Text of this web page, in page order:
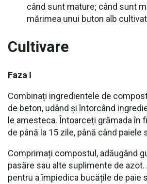
când sunt mature; când sunt
mărimea unui buton alb
Cultivare
Faza I
Combinați ingredientele de
de beton, udând și întorcând
le amesteca. Întoarceți grămada în
de până la 15 zile, până când paiele
Comprimați compostul, adăugând
pasăre sau alte suplimente de azot.
pentru a împiedica bucățile de paie